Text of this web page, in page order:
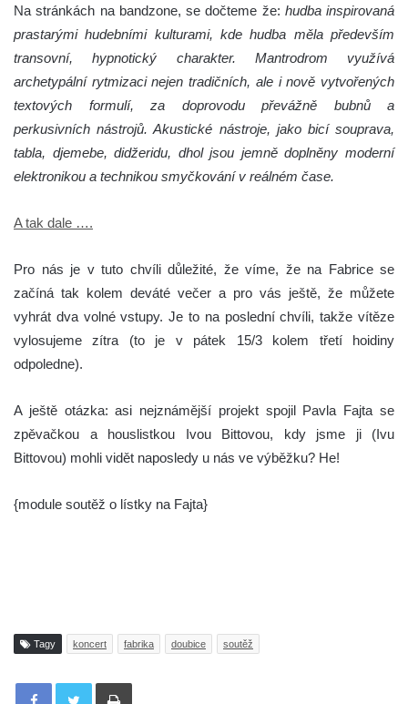
Na stránkách na bandzone, se dočteme že: hudba inspirovaná
prastarými hudebními kulturami, kde hudba měla především
transovní, hypnotický charakter. Mantrodrom využívá
archetypální rytmizaci nejen tradičních, ale i nově vytvořených
textových formulí, za doprovodu převážně bubnů a
perkusivních nástrojů. Akustické nástroje, jako bicí souprava,
tabla, djemebe, didžeridu, dhol jsou jemně doplněny moderní
elektronikou a technikou smyčkování v reálném čase.
A tak dale ….
Pro nás je v tuto chvíli důležité, že víme, že na Fabrice se
začíná tak kolem deváté večer a pro vás ještě, že můžete
vyhrát dva volné vstupy. Je to na poslední chvíli, takže vítěze
vylosujeme zítra (to je v pátek 15/3 kolem třetí hoidiny
odpoledne).
A ještě otázka: asi nejznámější projekt spojil Pavla Fajta se
zpěvačkou a houslistkou Ivou Bittovou, kdy jsme ji (Ivu
Bittovou) mohli vidět naposledy u nás ve výběžku? He!
{module soutěž o lístky na Fajta}
Tagy koncert fabrika doubice soutěž
Tisknout